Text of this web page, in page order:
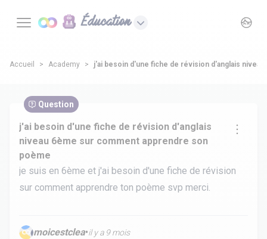
Éducation
Accueil Academy j'ai besoin d'une fiche de révision d'anglais
Question
j'ai besoin d'une fiche de révision d'anglais
niveau 6ème sur comment apprendre son
poème
je suis en 6ème et j'ai besoin d'une fiche de révision
sur comment apprendre ton poème svp merci.
moicestclea•il y a 9 mois